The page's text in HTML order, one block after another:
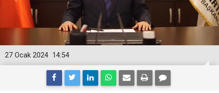
14:54
27 Ocak 2024